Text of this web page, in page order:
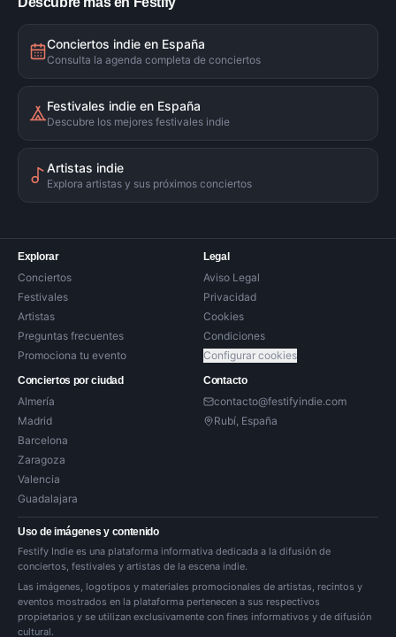
Conciertos indie en España
Consulta la agenda completa de conciertos
Festivales indie en España
Descubre los mejores festivales indie
Artistas indie
Explora artistas y sus próximos conciertos
Explorar
Conciertos
Festivales
Artistas
Preguntas frecuentes
Promociona tu evento
Legal
Aviso Legal
Privacidad
Cookies
Condiciones
Configurar cookies
Conciertos por ciudad
Almería
Madrid
Barcelona
Zaragoza
Valencia
Guadalajara
Contacto
contacto@festifyindie.com
Rubí, España
Uso de imágenes y contenido
Festify Indie es una plataforma informativa dedicada a la difusión de
conciertos, festivales y artistas de la escena indie.
Las imágenes, logotipos y materiales promocionales de artistas, recintos y
eventos mostrados en la plataforma pertenecen a sus respectivos
propietarios y se utilizan exclusivamente con fines informativos y de difusión
cultural.